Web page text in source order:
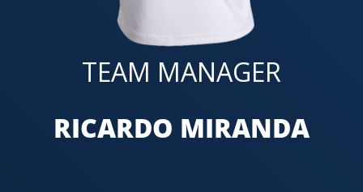
TEAM MANAGER
RICARDO MIRANDA